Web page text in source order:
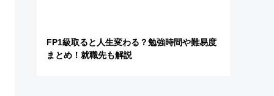
FP1級取ると人生変わる？勉強時間や難易度
まとめ！就職先も解説